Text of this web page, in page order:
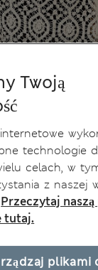
Twoją
technologie
celach, w
z naszej
Przeczytaj naszą
tutaj.
plikami